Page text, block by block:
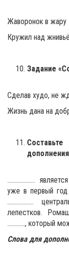
Жаворонок в жару
Кружил над
Задание
Сделав худо, не
Жизнь дана на
дополнения
……………….
уже в первый
………………
лепестков.
…………, который
Слова для